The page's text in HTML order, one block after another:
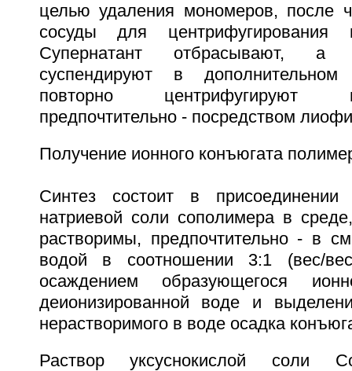
целью удаления мономеров, после
сосуды для центрифугирования
Супернатант отбрасывают, а
суспендируют в
повторно
предпочтительно - посредством
Получение ионного конъюгата
Синтез состоит в
натриевой соли сополимера в
растворимы, предпочтительно - в
водой в соотношении 3:1 (вес/
осаждением образующегося
деионизированной воде и
нерастворимого в воде осадка
Раствор уксуснокислой соли